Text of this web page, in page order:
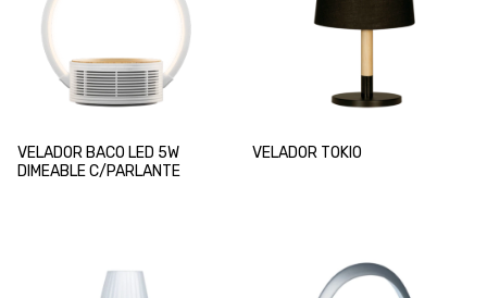
VELADOR BACO LED 5W
DIMEABLE C/PARLANTE
VELADOR TOKIO